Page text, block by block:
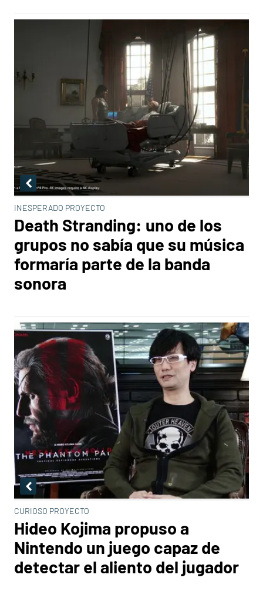
INESPERADO PROYECTO
Death Stranding: uno de los
grupos no sabía que su música
formaría parte de la banda
sonora
CURIOSO PROYECTO
Hideo Kojima propuso a
Nintendo un juego capaz de
detectar el aliento del jugador